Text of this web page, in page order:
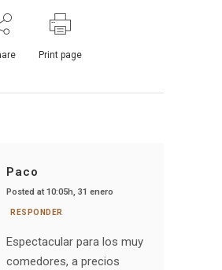
Print page
Paco
Posted at 10:05h, 31 enero
RESPONDER
Espectacular para los muy
comedores, a precios